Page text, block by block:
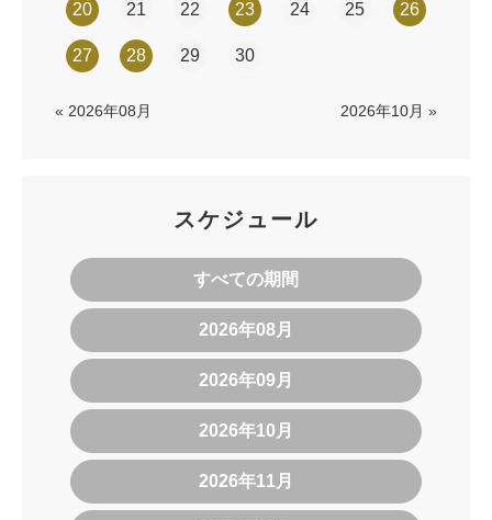
20 21 22 23 24 25 26
27 28 29 30
« 2026年08月 2026年10月 »
スケジュール
すべての期間
2026年08月
2026年09月
2026年10月
2026年11月